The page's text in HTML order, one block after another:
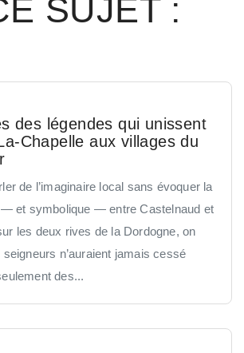
SUJET :
des légendes qui unissent
Chapelle aux villages du
de l’imaginaire local sans évoquer la
et symbolique — entre Castelnaud et
les deux rives de la Dordogne, on
n’auraient jamais cessé
des...